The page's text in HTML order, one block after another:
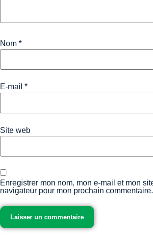
Nom *
E-mail *
Site web
Enregistrer mon nom, mon e-mail et mon
navigateur pour mon prochain commentaire.